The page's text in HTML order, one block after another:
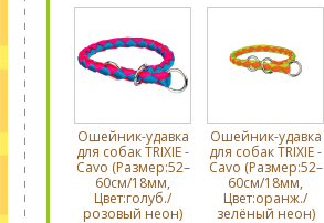
Ошейник-удавка
для собак TRIXIE -
Cavo (Размер:52–
60см/18мм,
Цвет:голуб./
розовый неон)
Ошейник-удавка
для собак TRIXIE -
Cavo (Размер:52–
60см/18мм,
Цвет:оранж./
зелёный неон)